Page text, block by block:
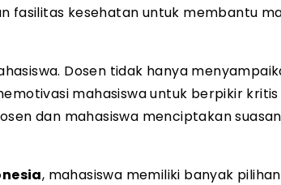
fasilitas kesehatan untuk membantu
Dosen tidak hanya
mahasiswa untuk berpikir kritis
dan mahasiswa menciptakan
, mahasiswa memiliki banyak